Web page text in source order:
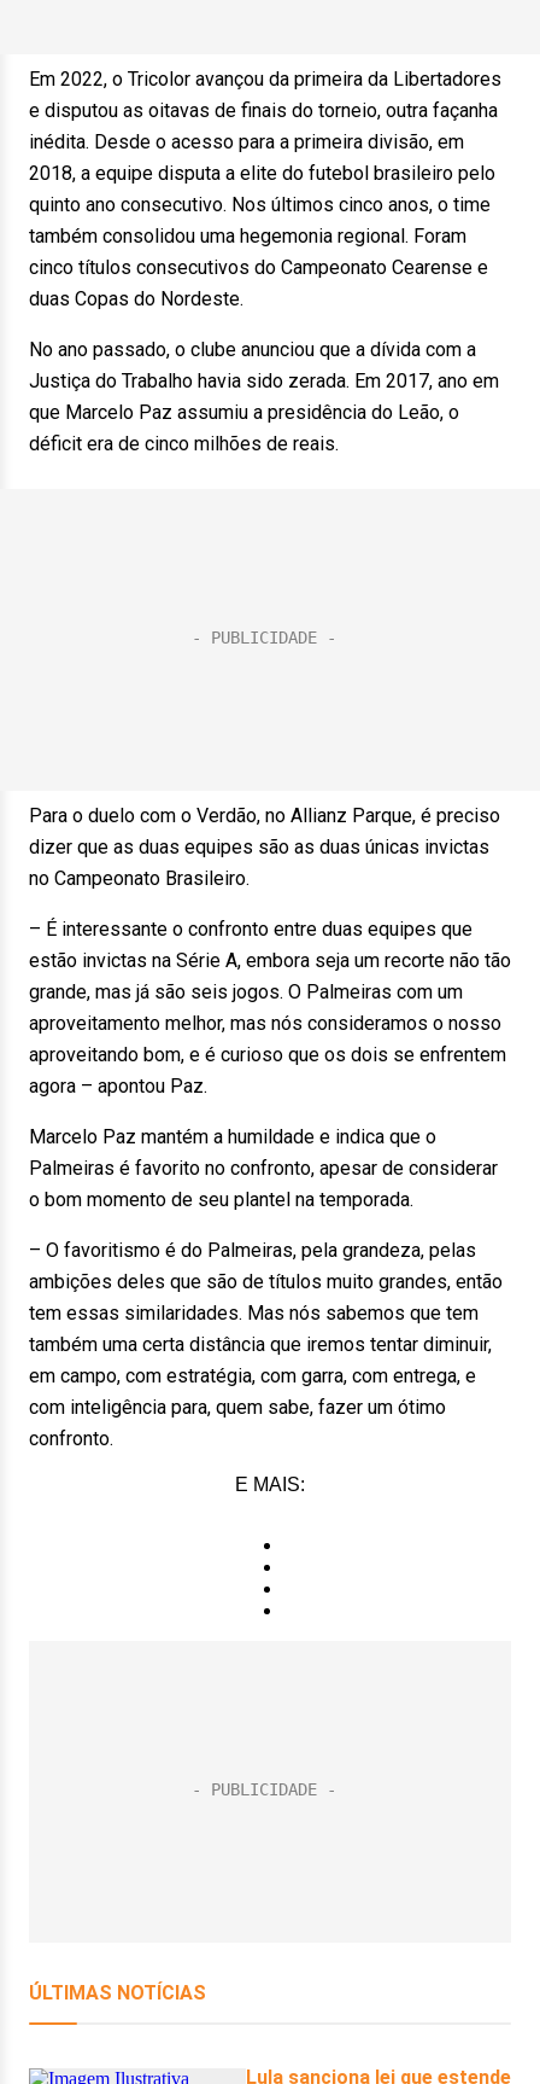
Em 2022, o Tricolor avançou da primeira da Libertadores
e disputou as oitavas de finais do torneio, outra façanha
inédita. Desde o acesso para a primeira divisão, em
2018, a equipe disputa a elite do futebol brasileiro pelo
quinto ano consecutivo. Nos últimos cinco anos, o time
também consolidou uma hegemonia regional. Foram
cinco títulos consecutivos do Campeonato Cearense e
duas Copas do Nordeste.
No ano passado, o clube anunciou que a dívida com a
Justiça do Trabalho havia sido zerada. Em 2017, ano em
que Marcelo Paz assumiu a presidência do Leão, o
déficit era de cinco milhões de reais.
Para o duelo com o Verdão, no Allianz Parque, é preciso
dizer que as duas equipes são as duas únicas invictas
no Campeonato Brasileiro.
– É interessante o confronto entre duas equipes que
estão invictas na Série A, embora seja um recorte não tão
grande, mas já são seis jogos. O Palmeiras com um
aproveitamento melhor, mas nós consideramos o nosso
aproveitando bom, e é curioso que os dois se enfrentem
agora – apontou Paz.
Marcelo Paz mantém a humildade e indica que o
Palmeiras é favorito no confronto, apesar de considerar
o bom momento de seu plantel na temporada.
– O favoritismo é do Palmeiras, pela grandeza, pelas
ambições deles que são de títulos muito grandes, então
tem essas similaridades. Mas nós sabemos que tem
também uma certa distância que iremos tentar diminuir,
em campo, com estratégia, com garra, com entrega, e
com inteligência para, quem sabe, fazer um ótimo
confronto.
E MAIS: